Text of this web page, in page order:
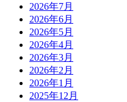
2026年7月
2026年6月
2026年5月
2026年4月
2026年3月
2026年2月
2026年1月
2025年12月